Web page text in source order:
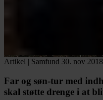
Artikel | Samfund 30. nov 2018
Far og søn-tur med
skal støtte drenge i at